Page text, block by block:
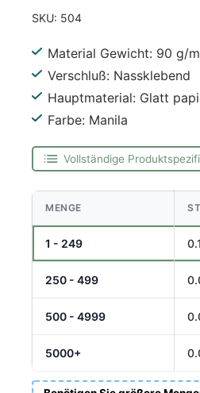
SKU: 504
Material Gewicht: 90 g/
Verschluß: Nassklebend
Hauptmaterial: Glatt
Farbe: Manila
Vollständige
MENGE
1 - 249
250 - 499
500 - 4999
5000+